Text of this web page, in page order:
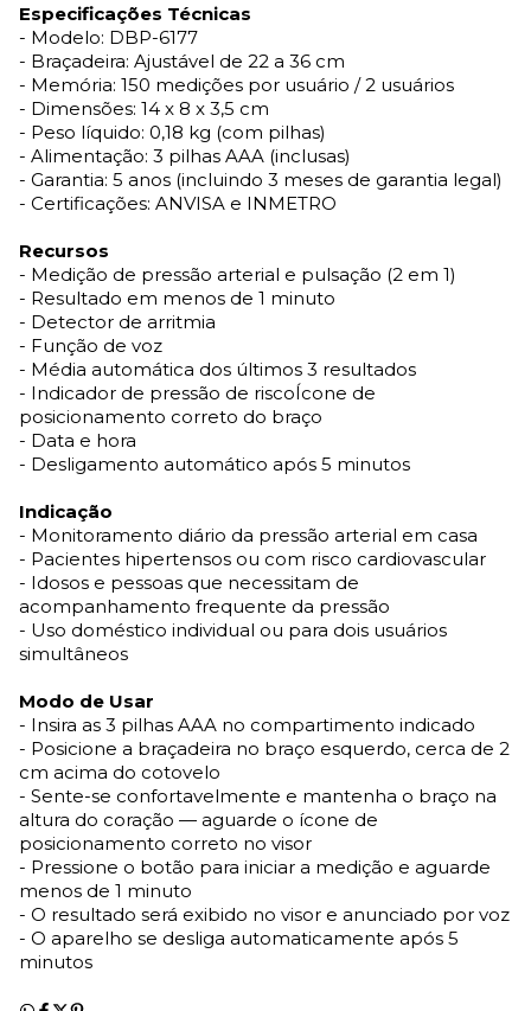
Especificações Técnicas
- Modelo: DBP-6177
- Braçadeira: Ajustável de 22 a 36 cm
- Memória: 150 medições por usuário / 2 usuários
- Dimensões: 14 x 8 x 3,5 cm
- Peso líquido: 0,18 kg (com pilhas)
- Alimentação: 3 pilhas AAA (inclusas)
- Garantia: 5 anos (incluindo 3 meses de garantia legal)
- Certificações: ANVISA e INMETRO
Recursos
- Medição de pressão arterial e pulsação (2 em 1)
- Resultado em menos de 1 minuto
- Detector de arritmia
- Função de voz
- Média automática dos últimos 3 resultados
- Indicador de pressão de riscoÍcone de
posicionamento correto do braço
- Data e hora
- Desligamento automático após 5 minutos
Indicação
- Monitoramento diário da pressão arterial em casa
- Pacientes hipertensos ou com risco cardiovascular
- Idosos e pessoas que necessitam de
acompanhamento frequente da pressão
- Uso doméstico individual ou para dois usuários
simultâneos
Modo de Usar
- Insira as 3 pilhas AAA no compartimento indicado
- Posicione a braçadeira no braço esquerdo, cerca de 2
cm acima do cotovelo
- Sente-se confortavelmente e mantenha o braço na
altura do coração — aguarde o ícone de
posicionamento correto no visor
- Pressione o botão para iniciar a medição e aguarde
menos de 1 minuto
- O resultado será exibido no visor e anunciado por voz
- O aparelho se desliga automaticamente após 5
minutos